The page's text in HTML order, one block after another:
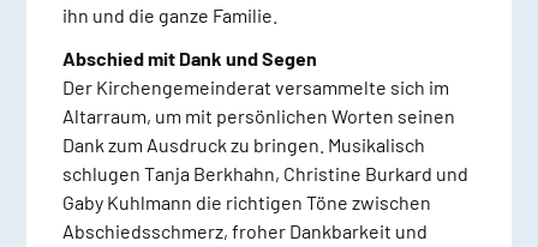
ihn und die ganze Familie.
Abschied mit Dank und Segen
Der Kirchengemeinderat versammelte sich im
Altarraum, um mit persönlichen Worten seinen
Dank zum Ausdruck zu bringen. Musikalisch
schlugen Tanja Berkhahn, Christine Burkard und
Gaby Kuhlmann die richtigen Töne zwischen
Abschiedsschmerz, froher Dankbarkeit und